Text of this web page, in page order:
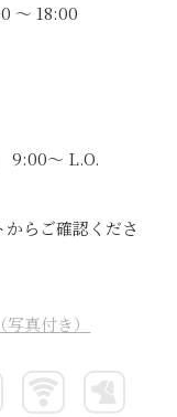
～ 18:00
～ L.O.
らご確認くださ
真付き）